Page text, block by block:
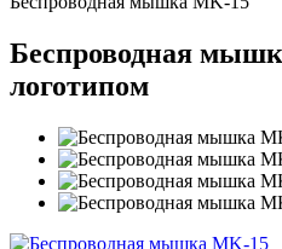
Беспроводная
логотипом